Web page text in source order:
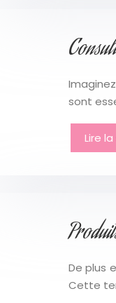
sont
Lire
De plus
Cette